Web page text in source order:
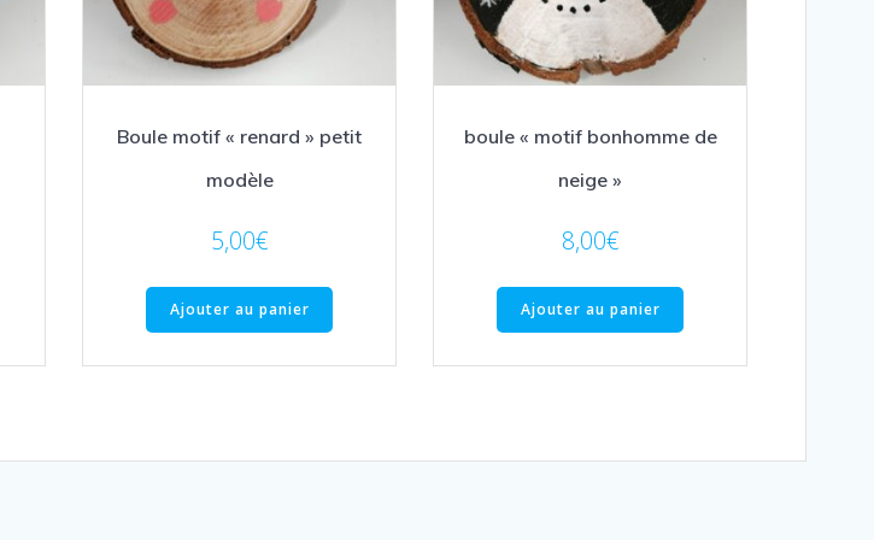
Boule motif « renard » petit
modèle
5,00€
Ajouter au panier
boule « motif bonhomme de
neige »
8,00€
Ajouter au panier